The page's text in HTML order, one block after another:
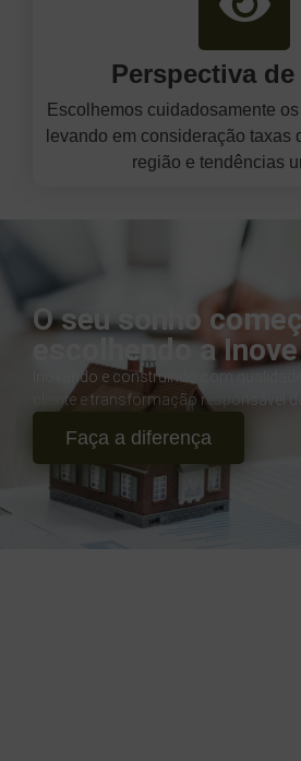
Perspectiva
Escolhemos cuidadosamente
levando em consideração taxas
região e tendências
O seu sonho
escolhendo a Inove
Inovando e construindo com
cliente e transformação responsável
Faça a diferença